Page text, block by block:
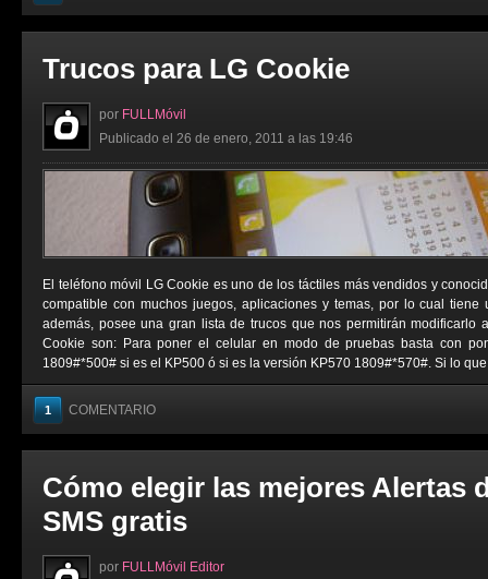
Trucos para LG Cookie
por FULLMóvil
Publicado el 26 de enero, 2011 a las 19:46
El teléfono móvil LG Cookie es uno de los táctiles más vendidos y
compatible con muchos juegos, aplicaciones y temas, por lo cual
además, posee una gran lista de trucos que nos permitirán modificarlo
Cookie son: Para poner el celular en modo de pruebas basta con
1809#*500# si es el KP500 ó si es la versión KP570 1809#*570#. Si lo que
1 COMENTARIO
Cómo elegir las mejores Alertas
SMS gratis
por FULLMóvil Editor